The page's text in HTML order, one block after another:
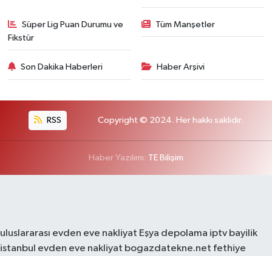
Süper Lig Puan Durumu ve
Fikstür
Tüm Manşetler
Son Dakika Haberleri Haber Arşivi
RSS Copyright © 2024. Her hakkı saklıdır.
Haber Yazılımı: TE Bilişim
uluslararası evden eve nakliyat Eşya depolama iptv bayilik
istanbul evden eve nakliyat bogazdatekne.net fethiye